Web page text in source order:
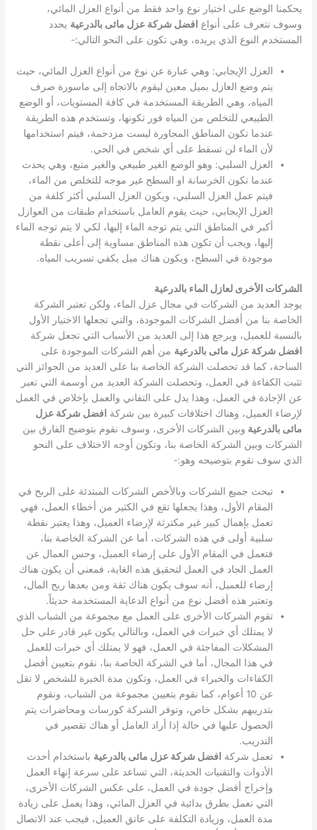
يحكمنا الوضع على اختيار نوع واحد فقط من أنواع العزل المائي،
وسوف نتعرف على أنواع افضل شركة عزل مائى بالدرعية يحدد
المستخدم النوع الذي يريده، وهي تكون على النحو التالي:-
العزل الإيجابي: وهي عبارة عن نوع من أنواع العزل المائي، حيث
يتم وضع العازل بميل معين ليقوم بالاتجاه إلى ماسورة صرف
المياه، وهي الطريقة المستخدمة في كافة المستويات، أو الوضع
الطبيعي للتخلص من المياه فور تكونها، وتستخدم هذه الطريقة
عندما تكون المناطق المجاورة ليست مزدحمة، فيتم استخدامها
لأن الماء لن تسقط على أي شخص في الحي.
العزل السلبي: وهو الوضع الغير طبيعي والغير متبع، وهي يحدث
عندما تكون الخرسانة او السطح غير موجه للتخلص من الماء،
فيتم عمل العزل السلبي، ويكون العزل السلبي أكثر كلفة من
العزل الإيجابي، حيث يقوم العامل باستخدام طبقات من العوازل
أكبر في المناطق التي يتم توجه الماء إليها، لكي لا يتم توجه الماء
إليها، ويجب أن تكون هذه المناطق مساوية إلى أعلى نقطة
موجودة في السطح، ويكون هناك ميل يكفي تسريب المياه.
الشركات الأخرى لعازل الماء بالدرعية
يوجد العديد من الشركات في مجال عزل الماء، ولكن تعتبر الشركة
الخاصة بنا من أفضل الشركات الموجودة، والتي تجعلها الاختيار الأول
بالنسبة للعميل، ويرجع هذا إلى العديد من الأسباب التي تجعل شركة
افضل شركة عزل مائى بالدرعية من أهم الشركات الموجودة على
الساحة، كما قد تحصلت الشركة الخاصة بنا على العديد من الجوائز التي
تثبت الكفاءة في العمل، وتحصلت الشركة العديد من أوسمة التي تعبر
عن الإجادة في العمل، وهذا يدل على التفاني والعمل بإخلاص في العمل
لإرضاء العميل، وهناك اختلافات كبيرة بين شركة افضل شركة عزل
مائى بالدرعية وبين الشركات الأخرى، وسوف نقوم بتوضيح الفارق بين
الشركات وبين الشركة الخاصة بنا، وتكون أوجه الاختلاف على النحو
الذي سوف نقوم بتوضيحه وهو:-
تبحث جميع الشركات وبالأخص الشركات المبتدئة على الربح في
المقام الأول، وهذا يجعلها تقع في الكثير من أخطاء العمل، فهي
تعمل بإهمال كبير غير مكترثة لإرضاء العميل، وهذا يعتبر نقطة
سلبية أولى في هذه الشركات، أما عن الشركة الخاصة بنا،
فتعمل في المقام الأول على إرضاء العميل، وحس العمال عن
العمل الجاد في العمل لتحقيق هذه الغاية، فمعني أن يكون هناك
إرضاء للعميل، أنه سوف يكون هناك ثقة ومن بعدها ربح المال،
وتعتبر هذه أفضل نوع من أنواع الدعاية المستخدمة حديثاً.
تقوم الشركات الأخرى على العمل مع مجموعة من الشباب الذي
لا يمتلك أي خبرات في العمل، وبالتالي يكون غير قادر على حل
المشكلات المفاجئة في العمل، فهو لا يمتلك أي خبرات للعمل
في هذا المجال، أما في الشركة الخاصة بنا، نقوم بتعيين أفضل
الكفاءات والخبراء في العمل، وتكون مدة الخبرة للشخص لا تقل
عن 10 أعوام، كما نقوم بتعيين مجموعة من الشباب، ونقوم
بتدريبهم بشكل خاص، وتوفر الشركة كورسات ومحاضرات يتم
الحصول عليها في حالة إذا أراد العامل أو هناك تقصير في
التدريب.
تعمل شركة افضل شركة عزل مائى بالدرعية باستخدام أحدث
الأدوات والتقنيات الحديثة، التي تساعد على سرعة إنهاء العمل
وإخراج أفضل جودة في العمل، على عكس الشركات الأخرى،
التي تعمل بطرق بدائية في العزل المائي، وهذا يعمل على زيادة
مدة العمل، وزيادة التكلفة على عاتق العميل، فيجب عند الاتصال